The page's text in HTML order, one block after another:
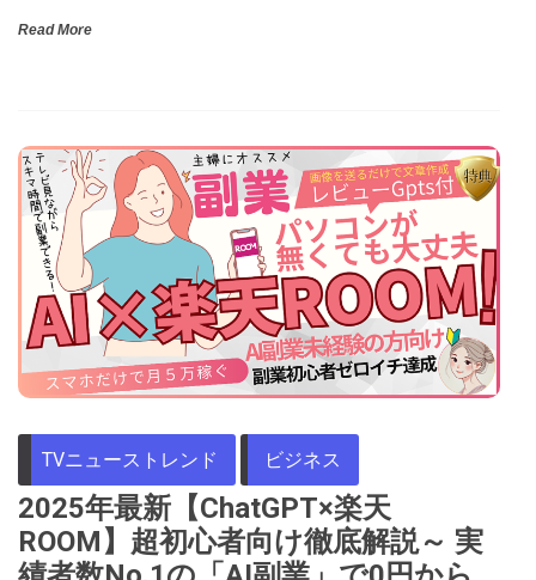
Read More
TVニューストレンド ビジネス
2025年最新【ChatGPT×楽天
ROOM】超初心者向け徹底解説～ 実